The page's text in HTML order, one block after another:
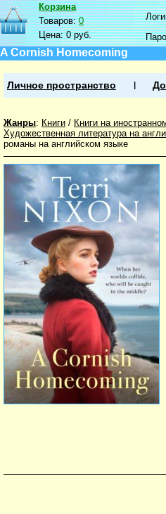
Корзина
Товаров:0
Цена:0 руб.
A Cornish Homecoming
Личное пространство
Жанры: Книги / Книги на
Художественная литература на
романы на английском языке